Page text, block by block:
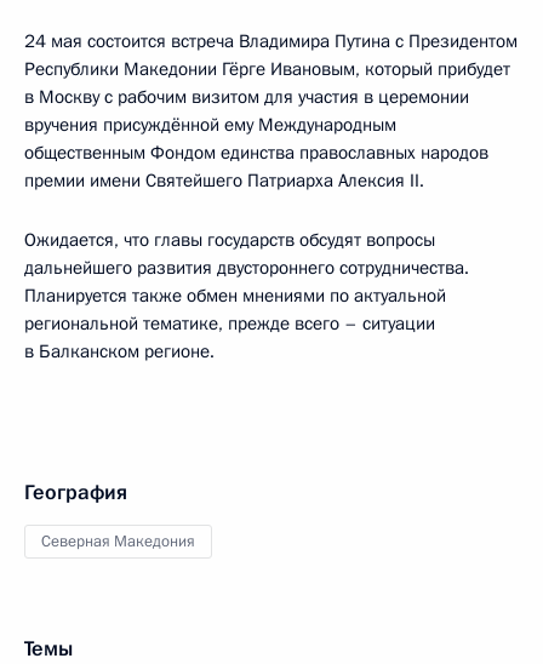
24 мая состоится встреча Владимира Путина с Президентом
Республики Македонии Гёрге Ивановым, который прибудет
в Москву с рабочим визитом для участия в церемонии
вручения присуждённой ему Международным
общественным Фондом единства православных народов
премии имени Святейшего Патриарха Алексия II.
Ожидается, что главы государств обсудят вопросы
дальнейшего развития двустороннего сотрудничества.
Планируется также обмен мнениями по актуальной
региональной тематике, прежде всего – ситуации
в Балканском регионе.
География
Северная Македония
Темы